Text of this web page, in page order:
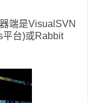
端是VisualSVN
平台)或Rabbit